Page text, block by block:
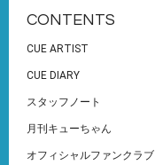
CONTENTS
CUE ARTIST
CUE DIARY
スタッフノート
月刊キューちゃん
オフィシャルファンクラブ